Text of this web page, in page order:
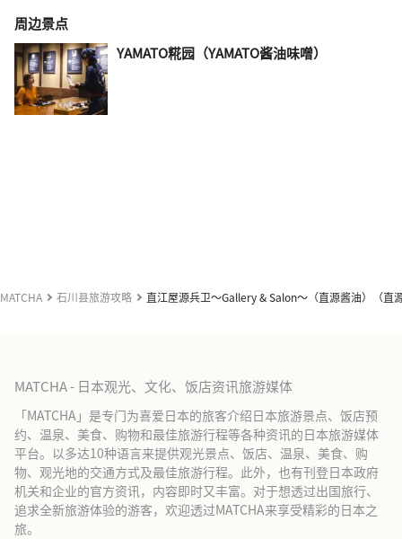
周边景点
YAMATO糀园（YAMATO酱油味噌）
MATCHA 石川县旅游攻略 直江屋源兵卫～Gallery & Salon～（直源酱油）（直
MATCHA - 日本观光、文化、饭店资讯旅游媒体
「MATCHA」是专门为喜爱日本的旅客介绍日本旅游景点、饭店预
约、温泉、美食、购物和最佳旅游行程等各种资讯的日本旅游媒体
平台。以多达10种语言来提供观光景点、饭店、温泉、美食、购
物、观光地的交通方式及最佳旅游行程。此外，也有刊登日本政府
机关和企业的官方资讯，内容即时又丰富。对于想透过出国旅行、
追求全新旅游体验的游客，欢迎透过MATCHA来享受精彩的日本之
旅。